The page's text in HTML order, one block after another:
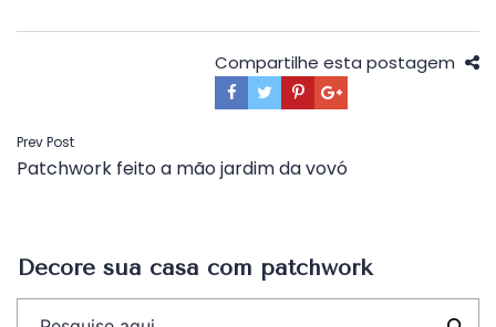
Compartilhe esta postagem
Navegação
de
Prev Post
Patchwork feito a mão jardim da vovó
Decore sua casa com patchwork